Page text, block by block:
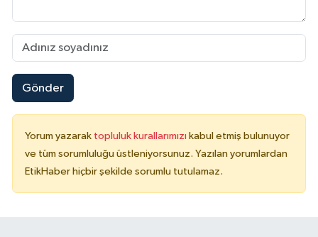
Gönder
Yorum yazarak topluluk kurallarımızı kabul etmiş bulunuyor
ve tüm sorumluluğu üstleniyorsunuz. Yazılan yorumlardan
EtikHaber hiçbir şekilde sorumlu tutulamaz.